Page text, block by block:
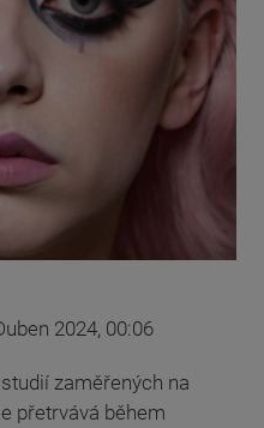
2024, 00:06
zaměřených na
přetrvává během